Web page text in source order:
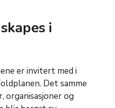
i
er invitert med i
Det samme
organisasjoner og